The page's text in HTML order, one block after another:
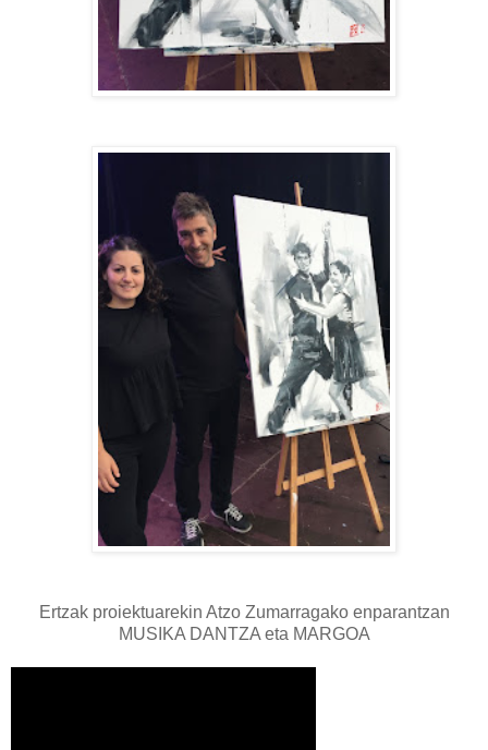
Ertzak proiektuarekin Atzo Zumarragako enparantzan
MUSIKA DANTZA eta MARGOA